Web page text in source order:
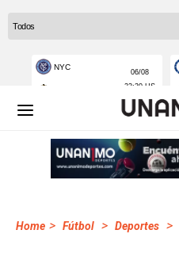
Home > Fútbol > Deportes >